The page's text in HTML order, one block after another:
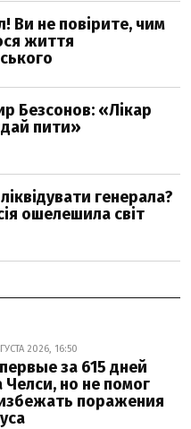
2026, 16:50
за 615 дней
Челси, но не помог
поражения